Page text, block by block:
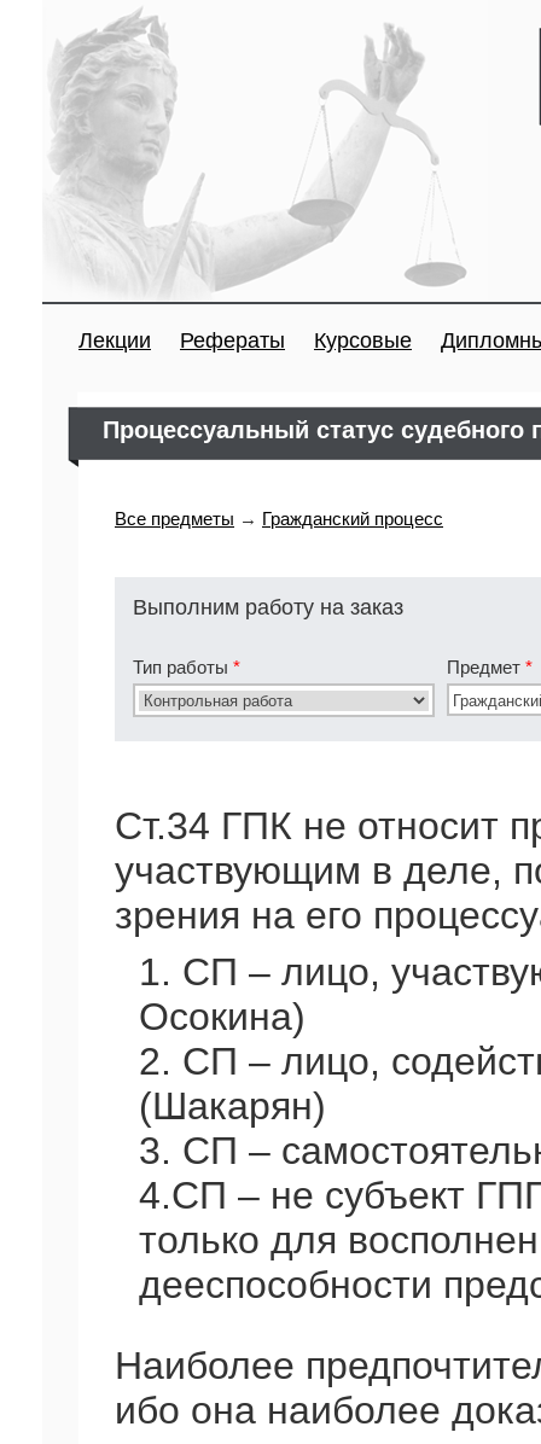
Лекции Рефераты Курсовые
Процессуальный статус судебного
Все предметы → Гражданский процесс
Выполним работу на заказ
Тип работы * Предмет *
Ст.34 ГПК не относит
участвующим в деле,
зрения на его
1. СП – лицо,
Осокина)
2. СП – лицо,
(Шакарян)
3. СП –
4.СП – не субъект
только для
дееспособности
Наиболее
ибо она наиболее